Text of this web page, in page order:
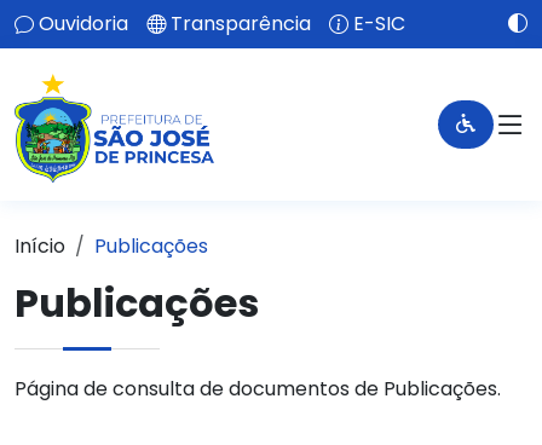
Ouvidoria Transparência E-SIC
Início Publicações
Publicações
Página de consulta de documentos de Publicações.